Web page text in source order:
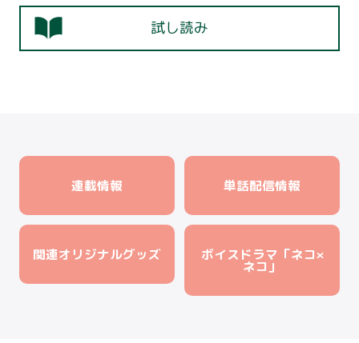
試し読み
連載情報 単話配信情報
関連オリジナルグッズ ボイスドラマ「ネコ×
ネコ」